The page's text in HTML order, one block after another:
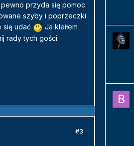
przyda się pomoc
szyby i poprzeczki
się udać
Ja kleiłem
rady tych gości.
#3